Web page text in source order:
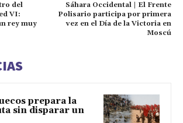
del
VI:
rey muy
Sáhara Occidental | El Frente
Polisario participa por primera
vez en el Día de la Victoria en
Moscú
prepara la
sin disparar un